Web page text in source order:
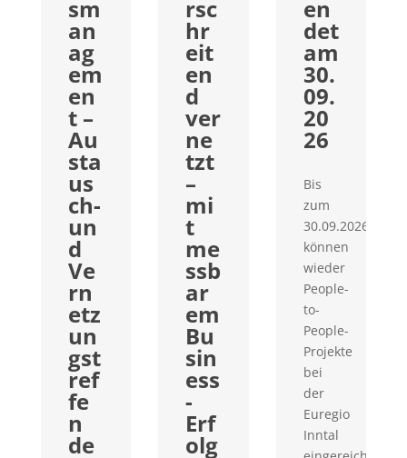
sm
an
ag
em
en
t –
Au
sta
us
ch-
un
d
Ve
rn
etz
un
gst
ref
fe
n
de
rsc
hr
eit
en
d
ver
ne
tzt
–
mi
t
me
ssb
ar
em
Bu
sin
ess
-
Erf
olg
en
det
am
30.
09.
20
26
Bis
zum
30.09.2026
können
wieder
People-
to-
People-
Projekte
bei
der
Euregio
Inntal